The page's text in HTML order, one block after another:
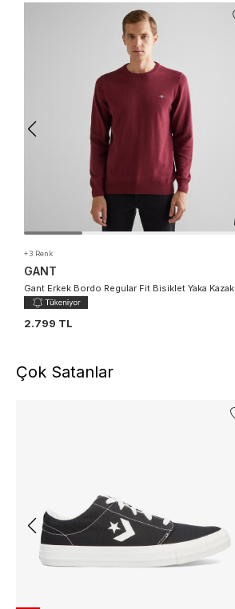
+3 Renk
GANT
Gant Erkek Bordo Regular Fit Bisiklet Yaka Kazak
2.799 TL
Çok Satanlar